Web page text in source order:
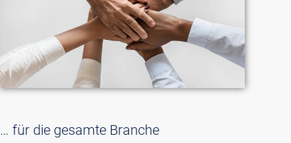
… für die gesamte Branche